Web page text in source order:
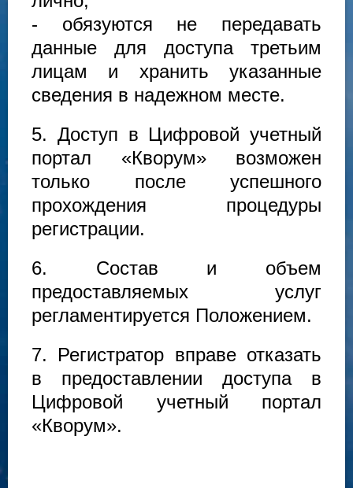
- обязуются не передавать
данные для доступа третьим
лицам и хранить указанные
сведения в надежном месте.
5. Доступ в Цифровой учетный
портал «Кворум» возможен
только после успешного
прохождения процедуры
регистрации.
6. Состав и объем
предоставляемых услуг
регламентируется Положением.
7. Регистратор вправе отказать
в предоставлении доступа в
Цифровой учетный портал
«Кворум».